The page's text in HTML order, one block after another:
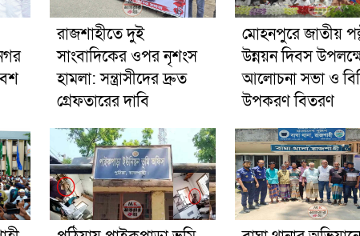
রাজশাহীতে দুই
সাংবাদিকের ওপর নৃশংস
হামলা: সন্ত্রাসীদের দ্রুত
গ্রেফতারের দাবি
মোহনপুরে জাতীয়
উন্নয়ন দিবস
আলোচনা সভা ও
উপকরণ বিতরণ